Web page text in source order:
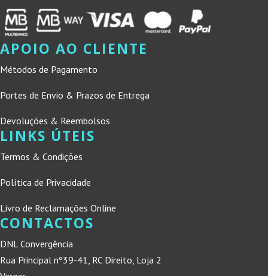
APOIO AO CLIENTE
Métodos de Pagamento
Portes de Envio & Prazos de Entrega
Devoluções & Reembolsos
LINKS ÚTEIS
Termos & Condições
Política de Privacidade
Livro de Reclamações Online
CONTACTOS
DNL Convergência
Rua Principal nº39-41, RC Direito, Loja 2